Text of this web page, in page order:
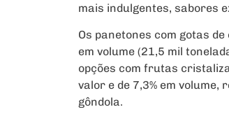
mais indulgentes, sabores
Os panetones com gotas
em volume (21,5 mil
opções com frutas
valor e de 7,3% em
gôndola.